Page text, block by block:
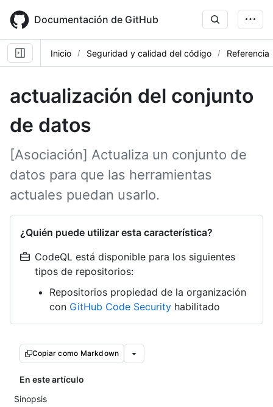
main
content
Documentación de GitHub
Inicio Seguridad y calidad del código Referencia
actualización del conjunto
de datos
[Asociación] Actualiza un conjunto de
datos para que las herramientas
actuales puedan usarlo.
¿Quién puede utilizar esta característica?
CodeQL está disponible para los siguientes
tipos de repositorios:
Repositorios propiedad de la organización
con GitHub Code Security habilitado
Copiar como Markdown
En este artículo
Sinopsis